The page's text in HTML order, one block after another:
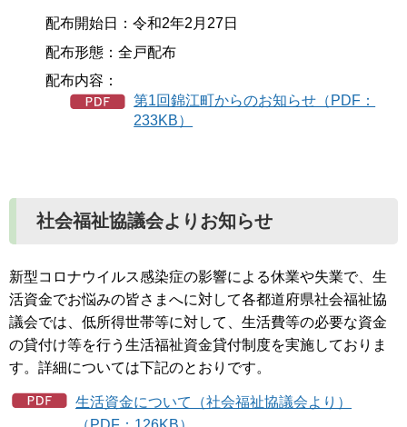
配布開始日：令和2年2月27日
配布形態：全戸配布
配布内容：
第1回錦江町からのお知らせ（PDF：
233KB）
社会福祉協議会よりお知らせ
新型コロナウイルス感染症の影響による休業や失業で、生
活資金でお悩みの皆さまへに対して各都道府県社会福祉協
議会では、低所得世帯等に対して、生活費等の必要な資金
の貸付け等を行う生活福祉資金貸付制度を実施しておりま
す。詳細については下記のとおりです。
生活資金について（社会福祉協議会より）